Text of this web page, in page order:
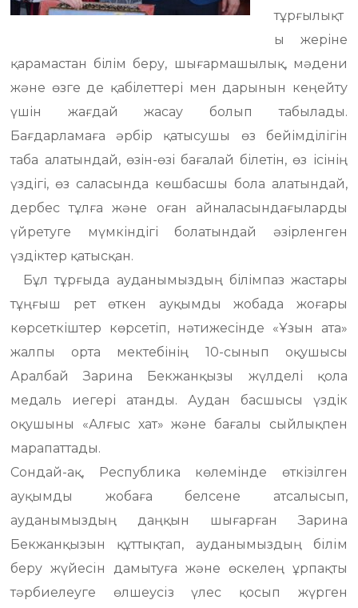
тұрғылықт
ы жеріне
қарамастан білім беру, шығармашылық, мәдени
және өзге де қабілеттері мен дарынын кеңейту
үшін жағдай жасау болып табылады.
Бағдарламаға әрбір қатысушы өз бейімділігін
таба алатындай, өзін-өзі бағалай білетін, өз ісінің
үздігі, өз саласында көшбасшы бола алатындай,
дербес тұлға және оған айналасындағыларды
үйретуге мүмкіндігі болатындай әзірленген
үздіктер қатысқан.
Бұл тұрғыда ауданымыздың білімпаз жастары
тұңғыш рет өткен ауқымды жобада жоғары
көрсеткіштер көрсетіп, нәтижесінде «Ұзын ата»
жалпы орта мектебінің 10-сынып оқушысы
Аралбай Зарина Бекжанқызы жүлделі қола
медаль иегері атанды. Аудан басшысы үздік
оқушыны «Алғыс хат» және бағалы сыйлықпен
марапаттады.
Сондай-ақ, Республика көлемінде өткізілген
ауқымды жобаға белсене атсалысып,
ауданымыздың даңқын шығарған Зарина
Бекжанқызын құттықтап, ауданымыздың бiлiм
беру жүйесiн дамытуға және өскелең ұрпақты
тәрбиелеуге өлшеусiз үлес қосып жүрген